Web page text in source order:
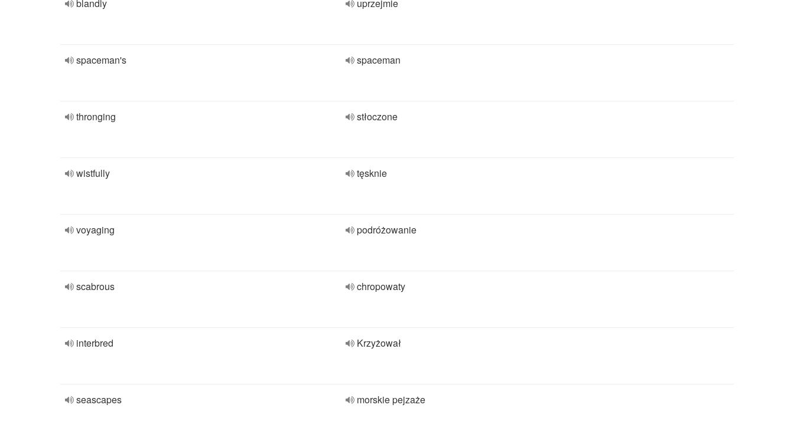
blandly uprzejmie
spaceman's spaceman
thronging stłoczone
wistfully tęsknie
voyaging podróżowanie
scabrous chropowaty
interbred Krzyżował
seascapes morskie pejzaże